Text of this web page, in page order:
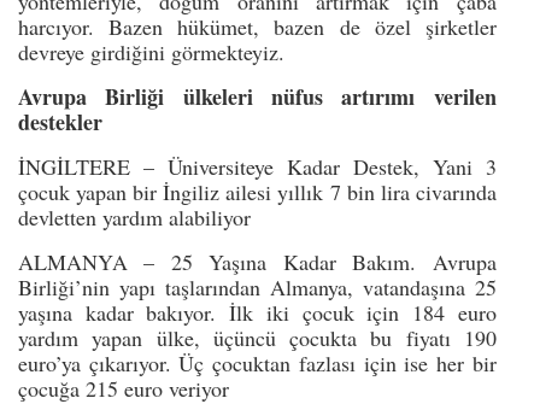
harcıyor. Bazen hükümet, bazen de özel şirketler
devreye girdiğini görmekteyiz.
Avrupa Birliği ülkeleri nüfus artırımı verilen
destekler
İNGİLTERE – Üniversiteye Kadar Destek, Yani 3
çocuk yapan bir İngiliz ailesi yıllık 7 bin lira civarında
devletten yardım alabiliyor
ALMANYA – 25 Yaşına Kadar Bakım. Avrupa
Birliği’nin yapı taşlarından Almanya, vatandaşına 25
yaşına kadar bakıyor. İlk iki çocuk için 184 euro
yardım yapan ülke, üçüncü çocukta bu fiyatı 190
euro’ya çıkarıyor. Üç çocuktan fazlası için ise her bir
çocuğa 215 euro veriyor